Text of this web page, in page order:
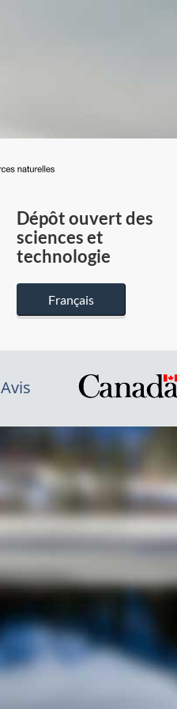
du
Canada
Dépôt ouvert des
sciences et
technologie
Français
Avis